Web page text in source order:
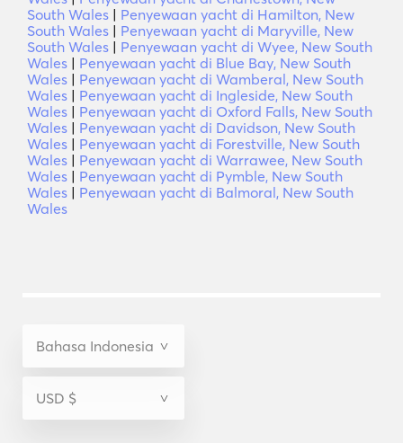
South Wales | Penyewaan yacht di Hamilton, New
South Wales | Penyewaan yacht di Maryville, New
South Wales | Penyewaan yacht di Wyee, New South
Wales | Penyewaan yacht di Blue Bay, New South
Wales | Penyewaan yacht di Wamberal, New South
Wales | Penyewaan yacht di Ingleside, New South
Wales | Penyewaan yacht di Oxford Falls, New South
Wales | Penyewaan yacht di Davidson, New South
Wales | Penyewaan yacht di Forestville, New South
Wales | Penyewaan yacht di Warrawee, New South
Wales | Penyewaan yacht di Pymble, New South
Wales | Penyewaan yacht di Balmoral, New South
Wales